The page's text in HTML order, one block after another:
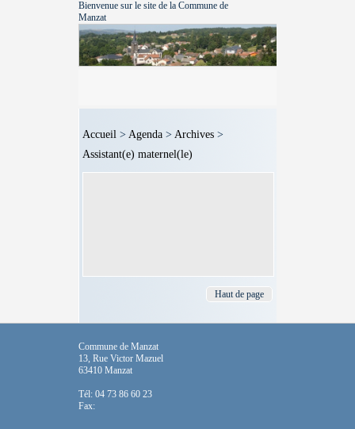
Bienvenue sur le site de la Commune de
Manzat
Accueil > Agenda > Archives >
Assistant(e) maternel(le)
Haut de page
Commune de Manzat
13, Rue Victor Mazuel
63410 Manzat
Tél: 04 73 86 60 23
Fax: